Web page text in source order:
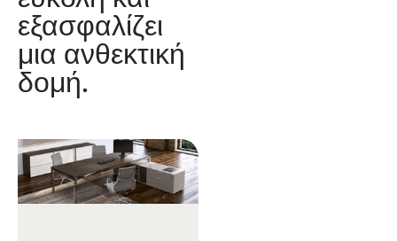
εξασφαλίζει
μια ανθεκτική
δομή.